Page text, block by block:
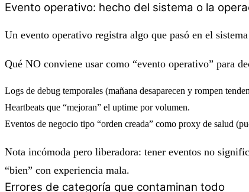
Evento operativo: hecho del sistema o la
Un evento operativo registra algo que pasó en el
Qué NO conviene usar como “evento operativo” para
Logs de debug temporales (mañana desaparecen y rompen
Heartbeats que “mejoran” el uptime por volumen.
Eventos de negocio tipo “orden creada” como proxy de salud
Nota incómoda pero liberadora: tener eventos no
“bien” con experiencia mala.
Errores de categoría que contaminan todo